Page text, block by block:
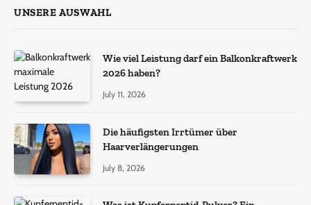
UNSERE AUSWAHL
Wie viel Leistung darf ein Balkonkraftwerk
2026 haben?
July 11, 2026
Die häufigsten Irrtümer über
Haarverlängerungen
July 8, 2026